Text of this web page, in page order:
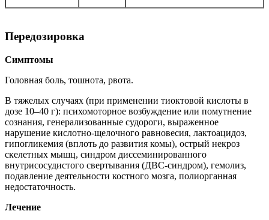
Передозировка
Симптомы
Головная боль, тошнота, рвота.
В тяжелых случаях (при применении тиоктовой кислоты в
дозе 10–40 г): психомоторное возбуждение или помутнение
сознания, генерализованные судороги, выраженное
нарушение кислотно-щелочного равновесия, лактоацидоз,
гипогликемия (вплоть до развития комы), острый некроз
скелетных мышц, синдром диссеминированного
внутрисосудистого свертывания (ДВС-синдром), гемолиз,
подавление деятельности костного мозга, полиорганная
недостаточность.
Лечение